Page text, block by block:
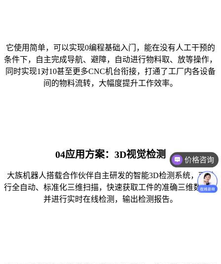
它使用简单，可以实现0编程基础入门，能在没有人工干预的
条件下，自主完成导航、避障，自动进行物料取、放等操作，
同时实现1对10甚至更多CNC机台衔接，打通了工厂内各设备
间的物料流转，大幅度提升工作效率。
04应用方案：3D视觉检测
大族机器人搭载合作伙伴自主研发的智能3D检测系统，可进
行全自动、标准化三维扫描，快速获取工件的准确三维数据，
并进行实时在线检测，输出检测报告。
售后技术支持